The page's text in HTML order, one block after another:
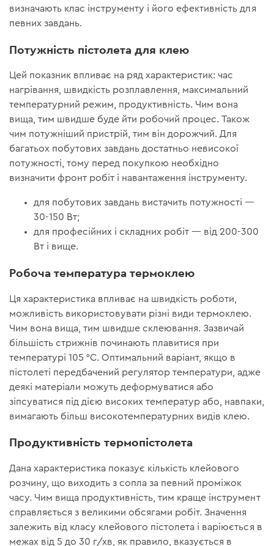
визначають клас інструменту і його ефективність для
певних завдань.
Потужність пістолета для клею
Цей показник впливає на ряд характеристик: час
нагрівання, швидкість розплавлення, максимальний
температурний режим, продуктивність. Чим вона
вища, тим швидше буде йти робочий процес. Також
чим потужніший пристрій, тим він дорожчий. Для
багатьох побутових завдань достатньо невисокої
потужності, тому перед покупкою необхідно
визначити фронт робіт і навантаження інструменту.
для побутових завдань вистачить потужності —
30-150 Вт;
для професійних і складних робіт — від 200-300
Вт і вище.
Робоча температура термоклею
Ця характеристика впливає на швидкість роботи,
можливість використовувати різні види термоклею.
Чим вона вища, тим швидше склеювання. Зазвичай
більшість стрижнів починають плавитися при
температурі 105 °C. Оптимальний варіант, якщо в
пістолеті передбачений регулятор температури, адже
деякі матеріали можуть деформуватися або
зіпсуватися під дією високих температур або, навпаки,
вимагають більш високотемпературних видів клею.
Продуктивність термопістолета
Дана характеристика показує кількість клейового
розчину, що виходить з сопла за певний проміжок
часу. Чим вища продуктивність, тим краще інструмент
справляється з великими обсягами робіт. Значення
залежить від класу клейового пістолета і варіюється в
межах від 5 до 30 г/хв, як правило, вказується в